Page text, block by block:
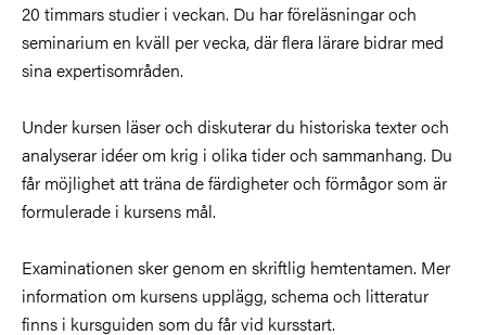
20 timmars studier i veckan. Du har föreläsningar och
seminarium en kväll per vecka, där flera lärare bidrar med
sina expertisområden.
Under kursen läser och diskuterar du historiska texter och
analyserar idéer om krig i olika tider och sammanhang. Du
får möjlighet att träna de färdigheter och förmågor som är
formulerade i kursens mål.
Examinationen sker genom en skriftlig hemtentamen. Mer
information om kursens upplägg, schema och litteratur
finns i kursguiden som du får vid kursstart.